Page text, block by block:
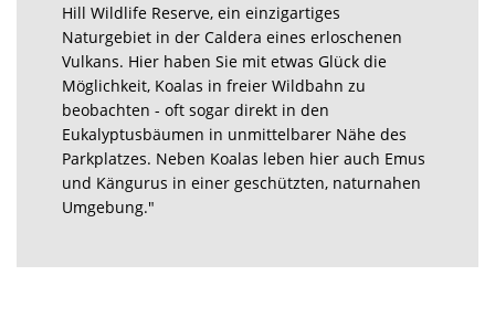
Hill Wildlife Reserve, ein einzigartiges
Naturgebiet in der Caldera eines erloschenen
Vulkans. Hier haben Sie mit etwas Glück die
Möglichkeit, Koalas in freier Wildbahn zu
beobachten - oft sogar direkt in den
Eukalyptusbäumen in unmittelbarer Nähe des
Parkplatzes. Neben Koalas leben hier auch Emus
und Kängurus in einer geschützten, naturnahen
Umgebung."